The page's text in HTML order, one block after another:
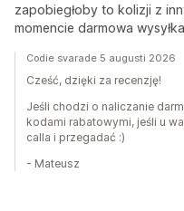
zapobiegłoby to kolizji z
momencie darmowa
Codie svarade 5 augusti 2026
Cześć, dzięki za recenzję!
Jeśli chodzi o naliczanie
kodami rabatowymi, jeśli u
calla i przegadać :)
- Mateusz